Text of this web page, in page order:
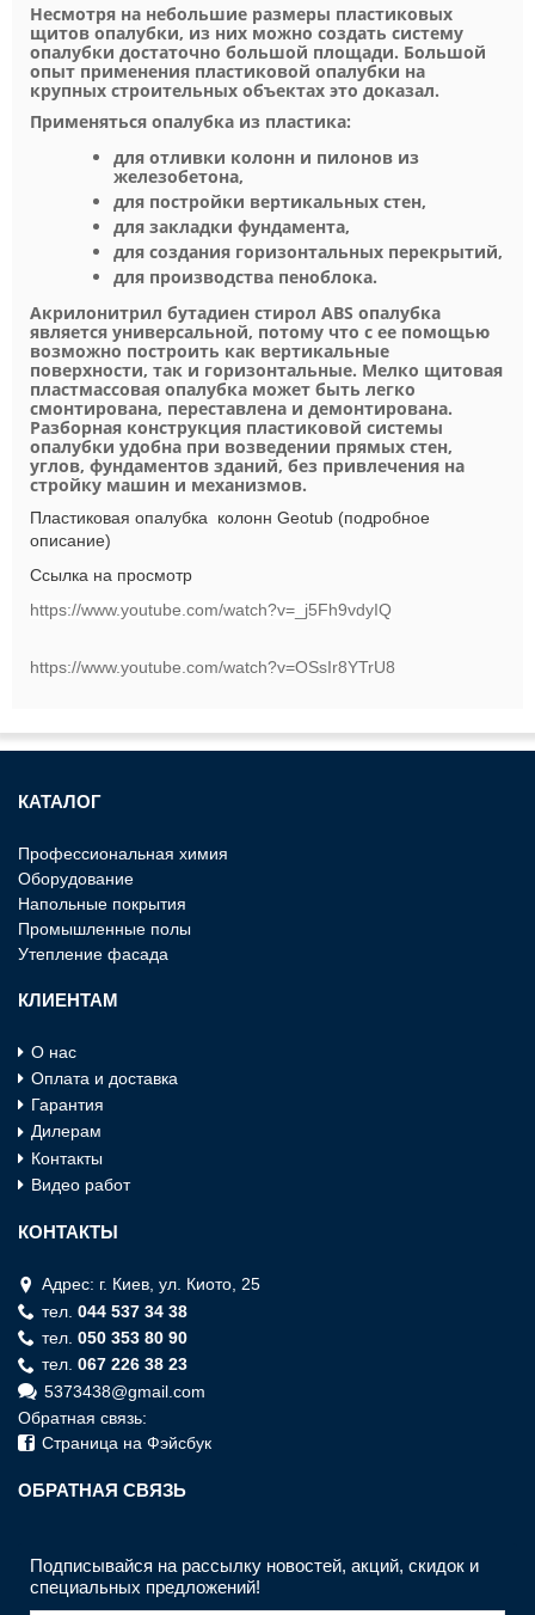
Несмотря на небольшие размеры пластиковых
щитов опалубки, из них можно создать систему
опалубки достаточно большой площади. Большой
опыт применения пластиковой опалубки на
крупных строительных объектах это доказал.
Применяться опалубка из пластика:
для отливки колонн и пилонов из
железобетона,
для постройки вертикальных стен,
для закладки фундамента,
для создания горизонтальных перекрытий,
для производства пеноблока.
Акрилонитрил бутадиен стирол ABS опалубка
является универсальной, потому что с ее помощью
возможно построить как вертикальные
поверхности, так и горизонтальные. Мелко щитовая
пластмассовая опалубка может быть легко
смонтирована, переставлена и демонтирована.
Разборная конструкция пластиковой системы
опалубки удобна при возведении прямых стен,
углов, фундаментов зданий, без привлечения на
стройку машин и механизмов.
Пластиковая опалубка колонн Geotub (подробное
описание)
Cсылка на просмотр
https://www.youtube.com/watch?v=_j5Fh9vdyIQ
https://www.youtube.com/watch?v=OSsIr8YTrU8
КАТАЛОГ
Профессиональная химия
Оборудование
Напольные покрытия
Промышленные полы
Утепление фасада
КЛИЕНТАМ
О нас
Оплата и доставка
Гарантия
Дилерам
Контакты
Видео работ
КОНТАКТЫ
Адрес: г. Киев, ул. Киото, 25
тел. 044 537 34 38
тел. 050 353 80 90
тел. 067 226 38 23
5373438@gmail.com
Обратная связь:
Страница на Фэйсбук
ОБРАТНАЯ СВЯЗЬ
Подписывайся на рассылку новостей, акций, скидок и
специальных предложений!